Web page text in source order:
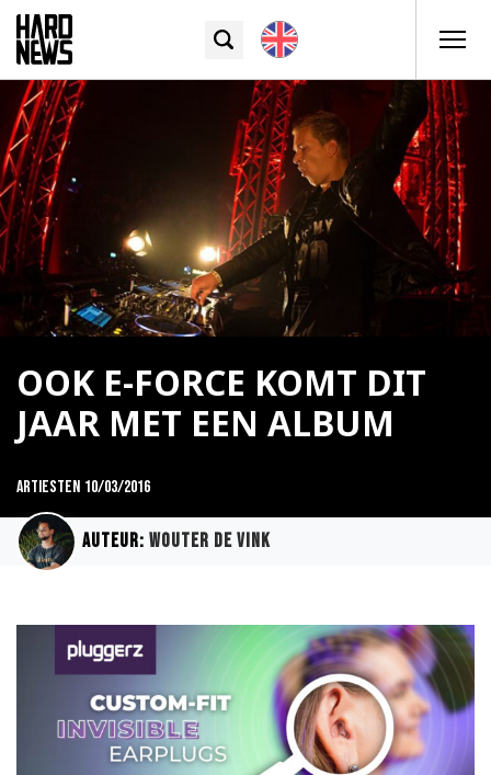
OOK E-FORCE KOMT DIT
JAAR MET EEN ALBUM
Artiesten 10/03/2016
Auteur: Wouter de Vink